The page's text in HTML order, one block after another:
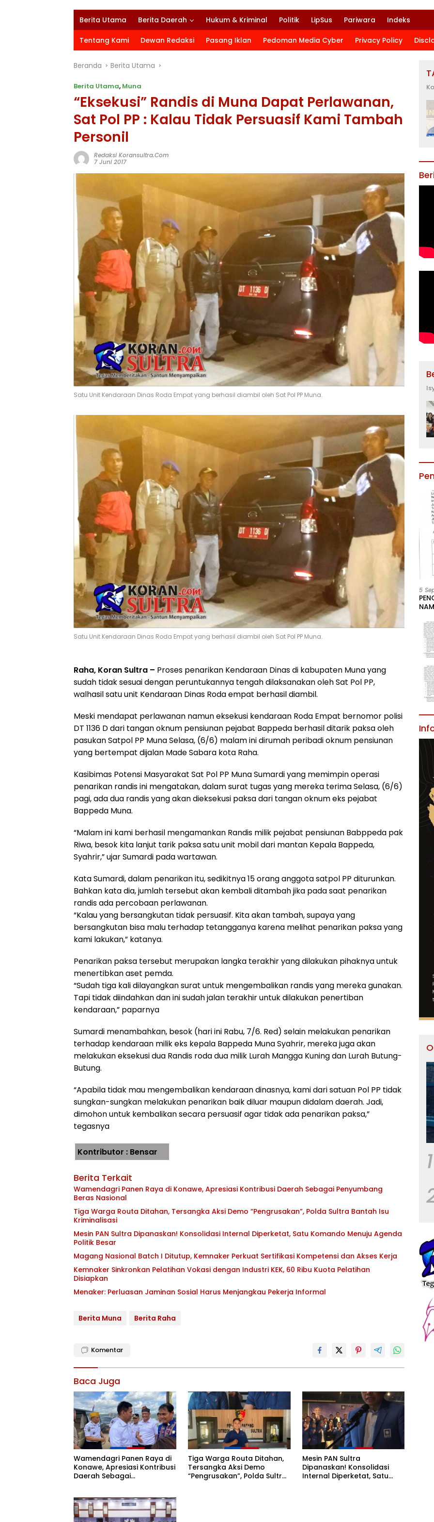
Berita Utama Berita Daerah Hukum & Kriminal Politik LipSus Pariwara Indeks
Tentang Kami Dewan Redaksi Pasang Iklan Pedoman Media Cyber Privacy Policy
Beranda Berita Utama
Berita Utama, Muna
“Eksekusi” Randis di Muna Dapat Perlawanan,
Sat Pol PP : Kalau Tidak Persuasif Kami Tambah
Personil
Redaksi Koransultra.com
7 Juni 2017
Satu Unit Kendaraan Dinas Roda Empat yang berhasil diambil oleh Sat Pol PP Muna.
Satu Unit Kendaraan Dinas Roda Empat yang berhasil diambil oleh Sat Pol PP Muna.
Raha, Koran Sultra – Proses penarikan Kendaraan Dinas di kabupaten Muna yang
sudah tidak sesuai dengan peruntukannya tengah dilaksanakan oleh Sat Pol PP,
walhasil satu unit Kendaraan Dinas Roda empat berhasil diambil.
Meski mendapat perlawanan namun eksekusi kendaraan Roda Empat bernomor polisi
DT 1136 D dari tangan oknum pensiunan pejabat Bappeda berhasil ditarik paksa oleh
pasukan Satpol PP Muna Selasa, (6/6) malam ini dirumah peribadi oknum pensiunan
yang bertempat dijalan Made Sabara kota Raha.
Kasibimas Potensi Masyarakat Sat Pol PP Muna Sumardi yang memimpin operasi
penarikan randis ini mengatakan, dalam surat tugas yang mereka terima Selasa, (6/6)
pagi, ada dua randis yang akan dieksekusi paksa dari tangan oknum eks pejabat
Bappeda Muna.
“Malam ini kami berhasil mengamankan Randis milik pejabat pensiunan Babppeda pak
Riwa, besok kita lanjut tarik paksa satu unit mobil dari mantan Kepala Bappeda,
Syahrir,” ujar Sumardi pada wartawan.
Kata Sumardi, dalam penarikan itu, sedikitnya 15 orang anggota satpol PP diturunkan.
Bahkan kata dia, jumlah tersebut akan kembali ditambah jika pada saat penarikan
randis ada percobaan perlawanan.
“Kalau yang bersangkutan tidak persuasif. Kita akan tambah, supaya yang
bersangkutan bisa malu terhadap tetangganya karena melihat penarikan paksa yang
kami lakukan,” katanya.
Penarikan paksa tersebut merupakan langka terakhir yang dilakukan pihaknya untuk
menertibkan aset pemda.
“Sudah tiga kali dilayangkan surat untuk mengembalikan randis yang mereka gunakan.
Tapi tidak diindahkan dan ini sudah jalan terakhir untuk dilakukan penertiban
kendaraan,” paparnya
Sumardi menambahkan, besok (hari ini Rabu, 7/6. Red) selain melakukan penarikan
terhadap kendaraan milik eks kepala Bappeda Muna Syahrir, mereka juga akan
melakukan eksekusi dua Randis roda dua milik Lurah Mangga Kuning dan Lurah Butung-
Butung.
“Apabila tidak mau mengembalikan kendaraan dinasnya, kami dari satuan Pol PP tidak
sungkan-sungkan melakukan penarikan baik diluar maupun didalam daerah. Jadi,
dimohon untuk kembalikan secara persuasif agar tidak ada penarikan paksa,”
tegasnya
Kontributor : Bensar
Berita Terkait
Wamendagri Panen Raya di Konawe, Apresiasi Kontribusi Daerah Sebagai Penyumbang
Beras Nasional
Tiga Warga Routa Ditahan, Tersangka Aksi Demo “Pengrusakan”, Polda Sultra Bantah Isu
Kriminalisasi
Mesin PAN Sultra Dipanaskan! Konsolidasi Internal Diperketat, Satu Komando Menuju Agenda
Politik Besar
Magang Nasional Batch I Ditutup, Kemnaker Perkuat Sertifikasi Kompetensi dan Akses Kerja
Kemnaker Sinkronkan Pelatihan Vokasi dengan Industri KEK, 60 Ribu Kuota Pelatihan
Disiapkan
Menaker: Perluasan Jaminan Sosial Harus Menjangkau Pekerja Informal
Berita Muna Berita Raha
Komentar
Baca Juga
Wamendagri Panen Raya di
Konawe, Apresiasi Kontribusi
Daerah Sebagai
Tiga Warga Routa Ditahan,
Tersangka Aksi Demo
“Pengrusakan”, Polda Sultra
Mesin PAN Sultra
Dipanaskan! Konsolidasi
Internal Diperketat, Satu
5
1